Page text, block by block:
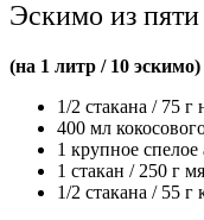
Эскимо из
(на 1 литр / 10 эскимо)
1/2 стакана / 75
400 мл
1 крупное спелое
1 стакан / 250 г
1/2 стакана / 55 г